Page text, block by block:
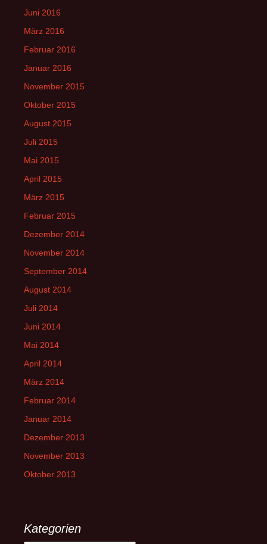
Juni 2016
März 2016
Februar 2016
Januar 2016
November 2015
Oktober 2015
August 2015
Juli 2015
Mai 2015
April 2015
März 2015
Februar 2015
Dezember 2014
November 2014
September 2014
August 2014
Juli 2014
Juni 2014
Mai 2014
April 2014
März 2014
Februar 2014
Januar 2014
Dezember 2013
November 2013
Oktober 2013
Kategorien